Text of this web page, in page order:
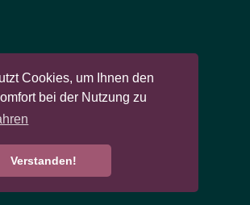
Cookies, um Ihnen den
bei der Nutzung zu
Verstanden!